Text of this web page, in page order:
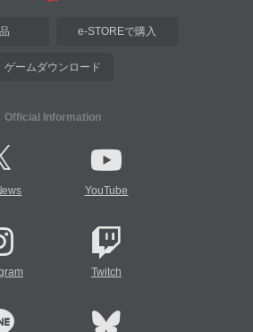
e-STOREで購入
ゲームダウンロード
Official Information
YouTube
Twitch